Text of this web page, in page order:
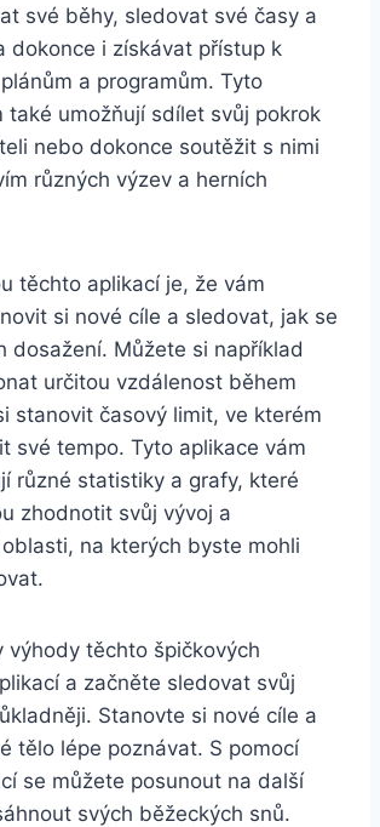
své běhy, sledovat své časy a
dokonce i získávat přístup k
a programům. Tyto
také umožňují sdílet svůj pokrok
nebo dokonce soutěžit s nimi
různých výzev a herních
těchto aplikací je, že vám
si nové cíle a sledovat, jak se
dosažení. Můžete si například
určitou vzdálenost během
stanovit časový limit, ve kterém
své tempo. Tyto aplikace vám
různé statistiky a grafy, které
zhodnotit svůj vývoj a
na kterých byste mohli
výhody těchto špičkových
a začněte sledovat svůj
Stanovte si nové cíle a
tělo lépe poznávat. S pomocí
se můžete posunout na další
svých běžeckých snů.